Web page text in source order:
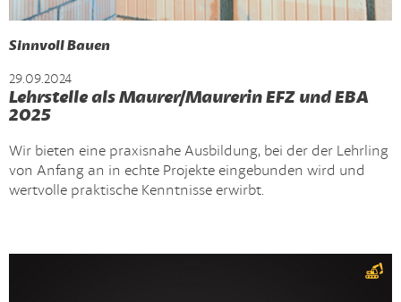
Sinnvoll Bauen
29.09.2024
Lehrstelle als Maurer/Maurerin EFZ und EBA
2025
Wir bieten eine praxisnahe Ausbildung, bei der der Lehrling
von Anfang an in echte Projekte eingebunden wird und
wertvolle praktische Kenntnisse erwirbt.